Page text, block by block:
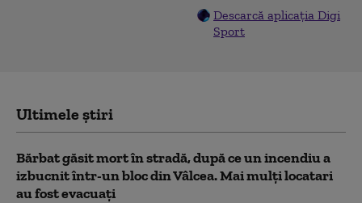
Descarcă aplicația Digi
Sport
Ultimele știri
Bărbat găsit mort în stradă, după ce un incendiu a
izbucnit într-un bloc din Vâlcea. Mai mulți locatari
au fost evacuați